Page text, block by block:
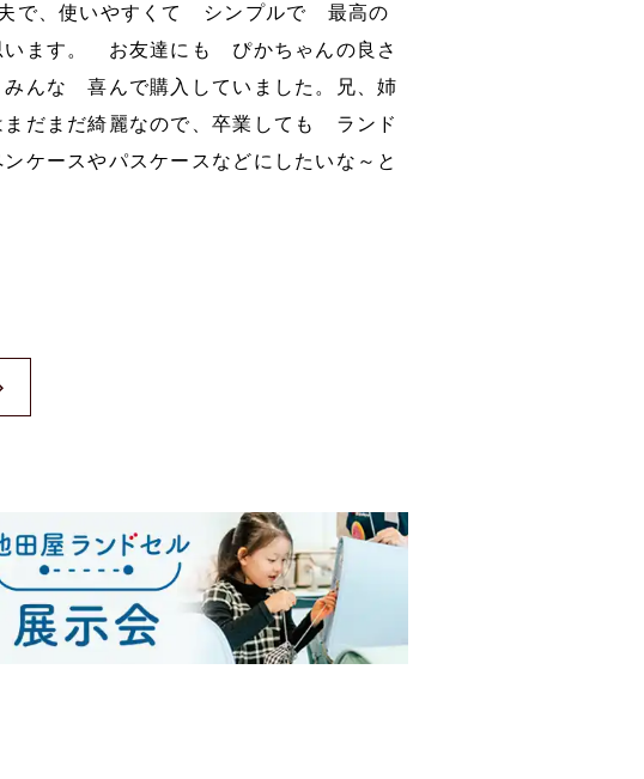
で、使いやすくて シンプルで 最高の
います。 お友達にも ぴかちゃんの良さ
みんな 喜んで購入していました。兄、姉
まだまだ綺麗なので、卒業しても ランド
ケースやパスケースなどにしたいな～と